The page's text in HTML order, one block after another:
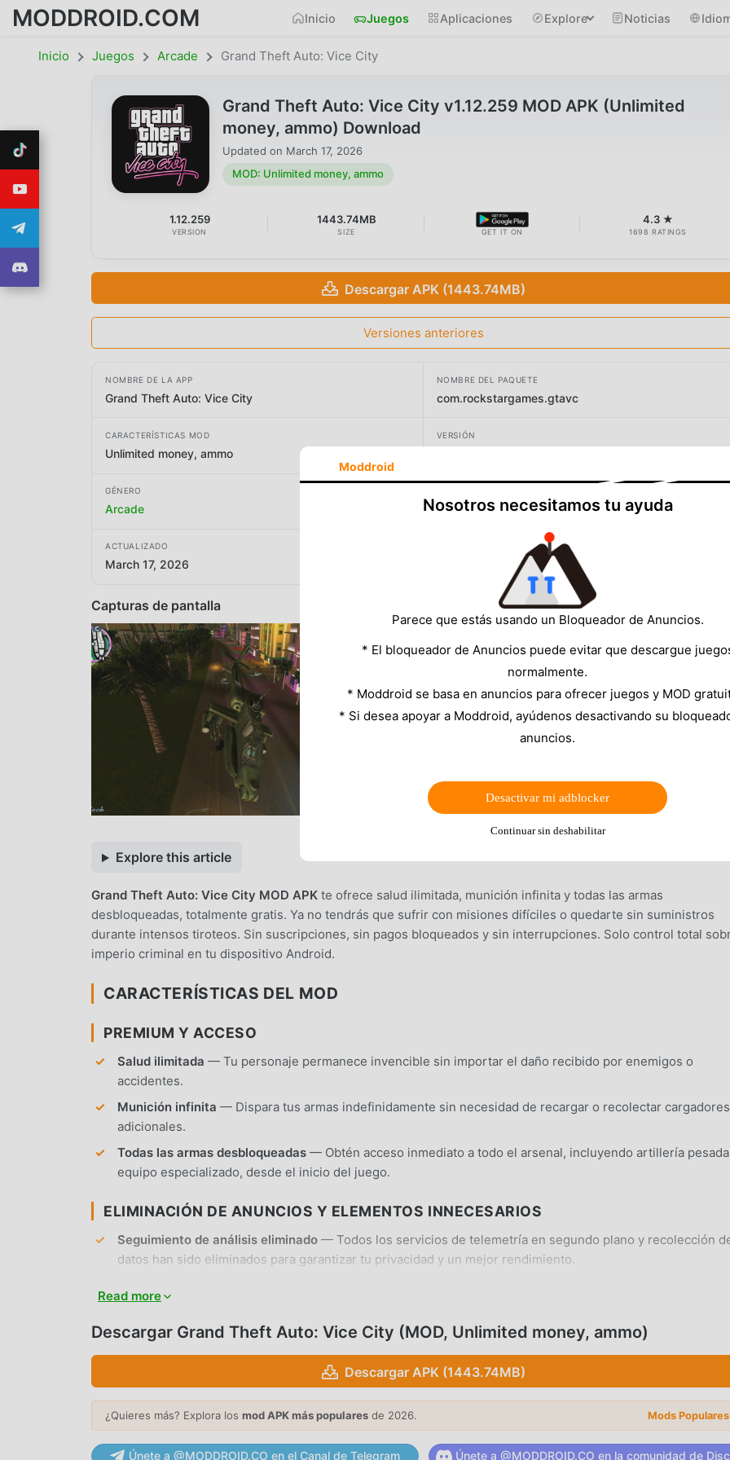
MODDROID.COM Inicio Juegos Aplicaciones Explore Noticias
Inicio Juegos Arcade Grand Theft Auto: Vice City
Grand Theft Auto: Vice City v1.12.259 MOD APK (Unlimited
money, ammo) Download
Updated on March 17, 2026
MOD: Unlimited money, ammo
1.12.259
VERSION
1443.74MB
SIZE GET IT ON
4.3 ★
1698 RATINGS
Descargar APK (1443.74MB)
Versiones anteriores
NOMBRE DE LA APP
Grand Theft Auto: Vice City
NOMBRE DEL PAQUETE
com.rockstargames.gtavc
CARACTERÍSTICAS MOD
Unlimited money, ammo
VERSIÓN
GÉNERO
Arcade Rockstar Games
ACTUALIZADO
March 17, 2026
Capturas de pantalla
Explore this article
Grand Theft Auto: Vice City MOD APK te ofrece salud ilimitada, munición infinita y todas las armas
desbloqueadas, totalmente gratis. Ya no tendrás que sufrir con misiones difíciles o quedarte sin suministros
durante intensos tiroteos. Sin suscripciones, sin pagos bloqueados y sin interrupciones. Solo control total
imperio criminal en tu dispositivo Android.
CARACTERÍSTICAS DEL MOD
PREMIUM Y ACCESO
Salud ilimitada — Tu personaje permanece invencible sin importar el daño recibido por enemigos o
accidentes.
Munición infinita — Dispara tus armas indefinidamente sin necesidad de recargar o recolectar cargadores
adicionales.
Todas las armas desbloqueadas — Obtén acceso inmediato a todo el arsenal, incluyendo artillería
equipo especializado, desde el inicio del juego.
ELIMINACIÓN DE ANUNCIOS Y ELEMENTOS INNECESARIOS
Seguimiento de análisis eliminado — Todos los servicios de telemetría en segundo plano y recolección
datos han sido eliminados para garantizar tu privacidad y un mejor rendimiento.
inicio más rápido.
No requiere root— Se instala en cualquier dispositivo Android 7.0+ estándar sin necesidad de
CARACTERÍSTICAS DE LA APP
VISUALES Y GRÁFICOS
Read more
Descargar Grand Theft Auto: Vice City (MOD, Unlimited money, ammo)
Descargar APK (1443.74MB)
¿Quieres más? Explora los mod APK más populares de 2026. Mods
Únete a @MODDROID.CO en el Canal de Telegram Únete a @MODDROID.CO en la comunidad de
Moddroid
Nosotros necesitamos tu ayuda
Parece que estás usando un Bloqueador de Anuncios.
* El bloqueador de Anuncios puede evitar que descargue
normalmente.
* Moddroid se basa en anuncios para ofrecer juegos y MOD
* Si desea apoyar a Moddroid, ayúdenos desactivando su
anuncios.
Desactivar mi adblocker
Continuar sin deshabilitar